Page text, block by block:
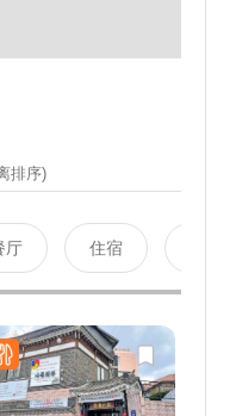
排序)
厅 住宿